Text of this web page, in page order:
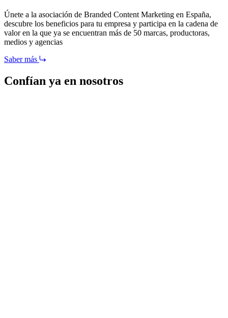
Únete a la asociación de Branded Content Marketing en España,
descubre los beneficios para tu empresa y participa en la cadena de
valor en la que ya se encuentran más de 50 marcas, productoras,
medios y agencias
Saber más
Confían ya en nosotros